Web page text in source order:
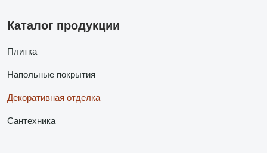
Каталог продукции
Плитка
Напольные покрытия
Декоративная отделка
Сантехника